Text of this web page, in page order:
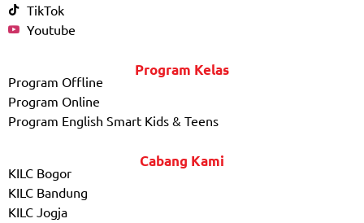
TikTok
Youtube
Program Kelas
Program Offline
Program Online
Program English Smart Kids & Teens
Cabang Kami
KILC Bogor
KILC Bandung
KILC Jogja